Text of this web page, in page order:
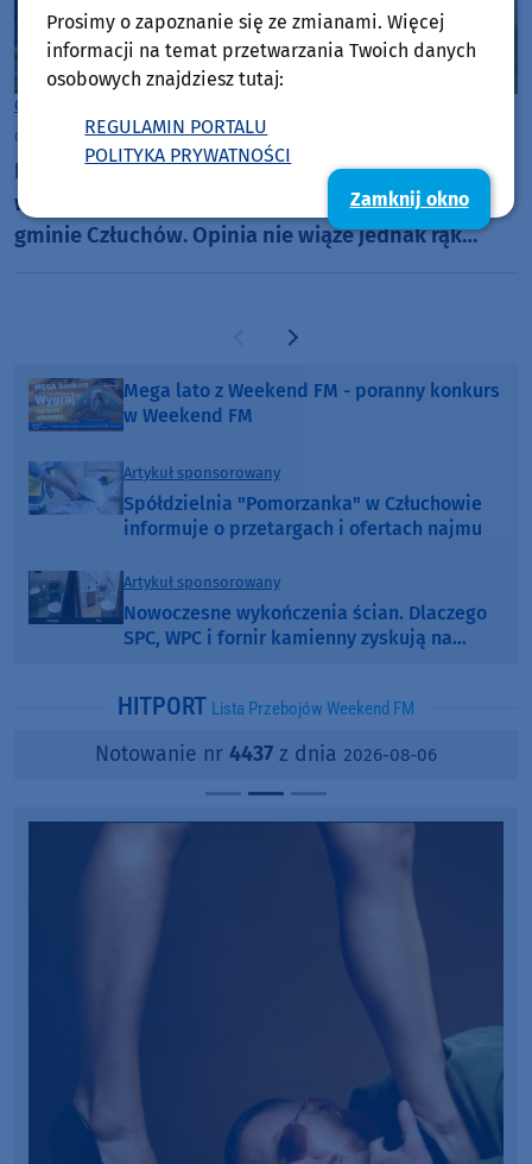
Gmina Człuchów
czwartek, 30 lipca 2026, 07:13
Regionalna Dyrekcja Ochrony Środowiska stawia
warunki, ale zgadza się na kurniki w Dębnicy, w
gminie Człuchów. Opinia nie wiąże jednak rąk
Poprzednia strona
Następna strona
Mega lato z Weekend FM - poranny konkurs
w Weekend FM
Artykuł sponsorowany
Spółdzielnia "Pomorzanka" w Człuchowie
informuje o przetargach i ofertach najmu
Artykuł sponsorowany
Nowoczesne wykończenia ścian. Dlaczego
SPC, WPC i fornir kamienny zyskują na
HITPORT Lista Przebojów Weekend FM
Notowanie nr 4437 z dnia 2026-08-06
Prosimy o zapoznanie się ze zmianami. Więcej
informacji na temat przetwarzania Twoich danych
osobowych znajdziesz tutaj:
REGULAMIN PORTALU
POLITYKA PRYWATNOŚCI
Zamknij okno